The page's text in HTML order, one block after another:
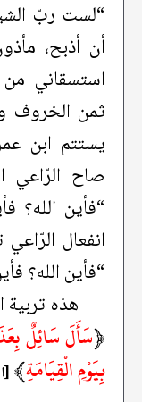
“لست ربّ
أن أذبح،
استسقاني من
ثمن الخروف
يستتم ابن
صاح الرّاعي
“فأين الله؟
انفعال
“فأين الله؟
هذه تربية
﴿سَأَلَ سَائِلٌ
بِيَوْمِ الْقِيَامَةِ﴾